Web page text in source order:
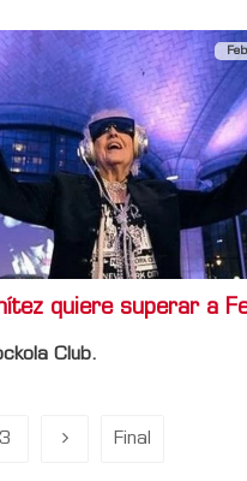
quiere superar a
Club.
3 Final